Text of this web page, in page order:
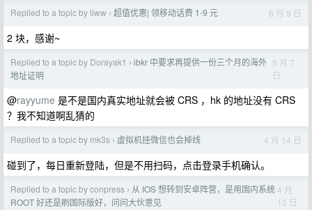
Replied to a topic by liww › 超值优惠| 领移动话费 1-9 元 6 月 9 日
2 块，感谢~
Replied to a topic by Dorayak1 › ibkr 中要求再提供一份三个月的海外
地址证明
5 月 7
日
@rayyume 是不是国内真实地址就会被 CRS ，hk 的地址没有 CRS
？我不知道啊乱猜的
Replied to a topic by mk3s › 虚拟机挂微信也会掉线 4 月 14 日
碰到了，每日重新登陆，但是不用扫码，点击登录手机确认。
Replied to a topic by conpress › 从 IOS 想转到安卓阵营，是用国内系统
ROOT 好还是刷国际版好，问问大伙意见
4 月
13 日